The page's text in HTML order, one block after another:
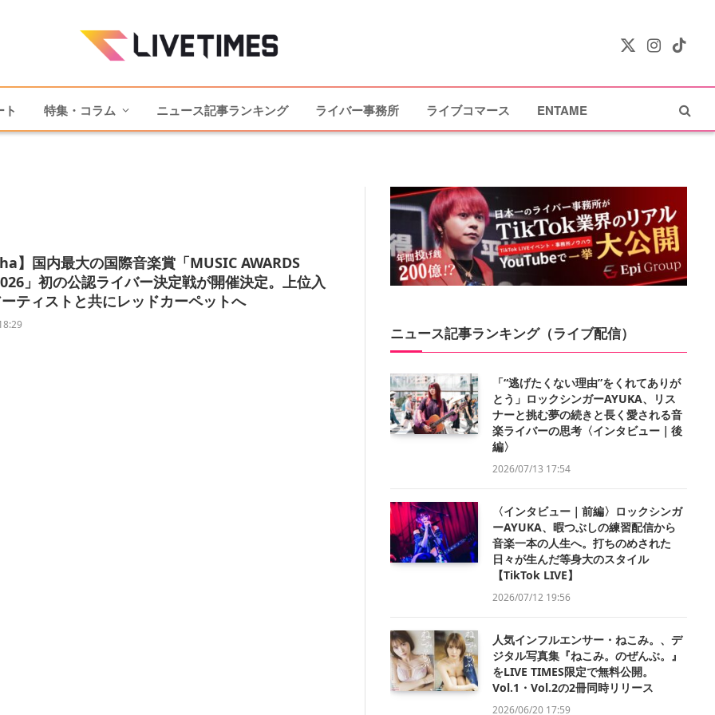
X
Instagram
TikTok
特集・コラム ニュース記事ランキング ライバー事務所 ライブコマース ENTAME
】国内最大の国際音楽賞「MUSIC AWARDS
」初の公認ライバー決定戦が開催決定。上位入
ティストと共にレッドカーペットへ
ニュース記事ランキング（ライブ配信）
「“逃げたくない理由”をくれてありが
とう」ロックシンガーAYUKA、リス
ナーと挑む夢の続きと長く愛される音
楽ライバーの思考〈インタビュー｜後
編〉
2026/07/13 17:54
〈インタビュー｜前編〉ロックシンガ
ーAYUKA、暇つぶしの練習配信から
音楽一本の人生へ。打ちのめされた
日々が生んだ等身大のスタイル
【TikTok LIVE】
2026/07/12 19:56
人気インフルエンサー・ねこみ。、デ
ジタル写真集『ねこみ。のぜんぶ。』
をLIVE TIMES限定で無料公開。
Vol.1・Vol.2の2冊同時リリース
2026/06/20 17:59